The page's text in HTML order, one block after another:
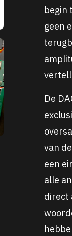
begin
geen
De
van
een
alle
direct